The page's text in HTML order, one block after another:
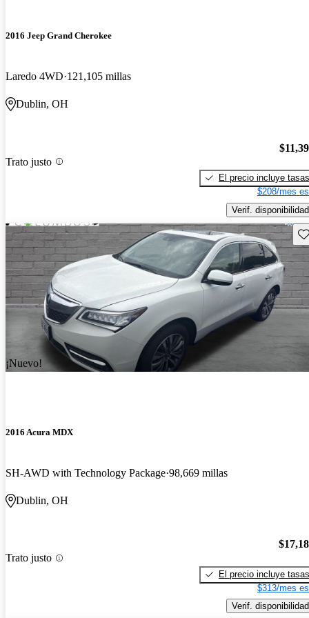
2016 Jeep Grand Cherokee
Laredo 4WD 121,105 millas
Dublin, OH
Trato justo
El precio incluye tasas
$208/mes
Verif. disponibilidad
¡Nuevo!
2016 Acura MDX
SH-AWD with Technology Package 98,669 millas
Dublin, OH
Trato justo
El precio incluye tasas
$313/mes
Verif. disponibilidad